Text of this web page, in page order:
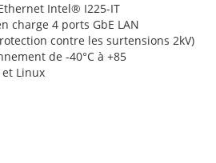
Intel® I225-IT
charge 4 ports GbE LAN
contre les surtensions 2kV)
de -40°C à +85
Linux